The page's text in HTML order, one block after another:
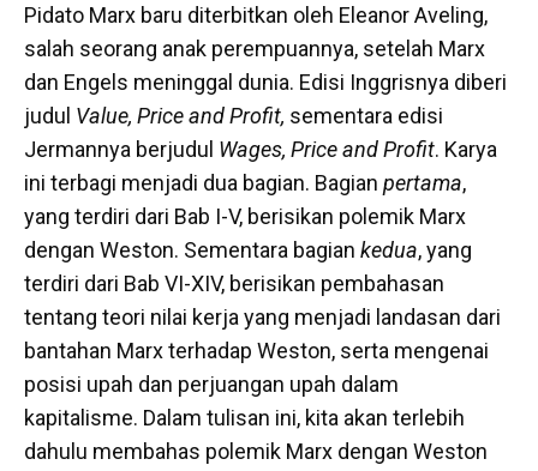
Pidato Marx baru diterbitkan oleh Eleanor Aveling,
salah seorang anak perempuannya, setelah Marx
dan Engels meninggal dunia. Edisi Inggrisnya diberi
judul Value, Price and Profit, sementara edisi
Jermannya berjudul Wages, Price and Profit. Karya
ini terbagi menjadi dua bagian. Bagian pertama,
yang terdiri dari Bab I-V, berisikan polemik Marx
dengan Weston. Sementara bagian kedua, yang
terdiri dari Bab VI-XIV, berisikan pembahasan
tentang teori nilai kerja yang menjadi landasan dari
bantahan Marx terhadap Weston, serta mengenai
posisi upah dan perjuangan upah dalam
kapitalisme. Dalam tulisan ini, kita akan terlebih
dahulu membahas polemik Marx dengan Weston